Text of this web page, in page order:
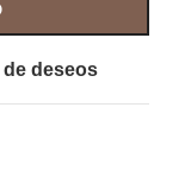
deseos